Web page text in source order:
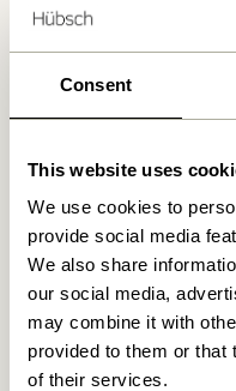
Consent
This website uses
We use cookies to
provide social media
We also share
our social media,
may combine it with
provided to them or that
of their services.
Kostenlose Lieferung
Ähnliche